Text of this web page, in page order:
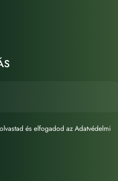
és elfogadod az Adatvédelmi